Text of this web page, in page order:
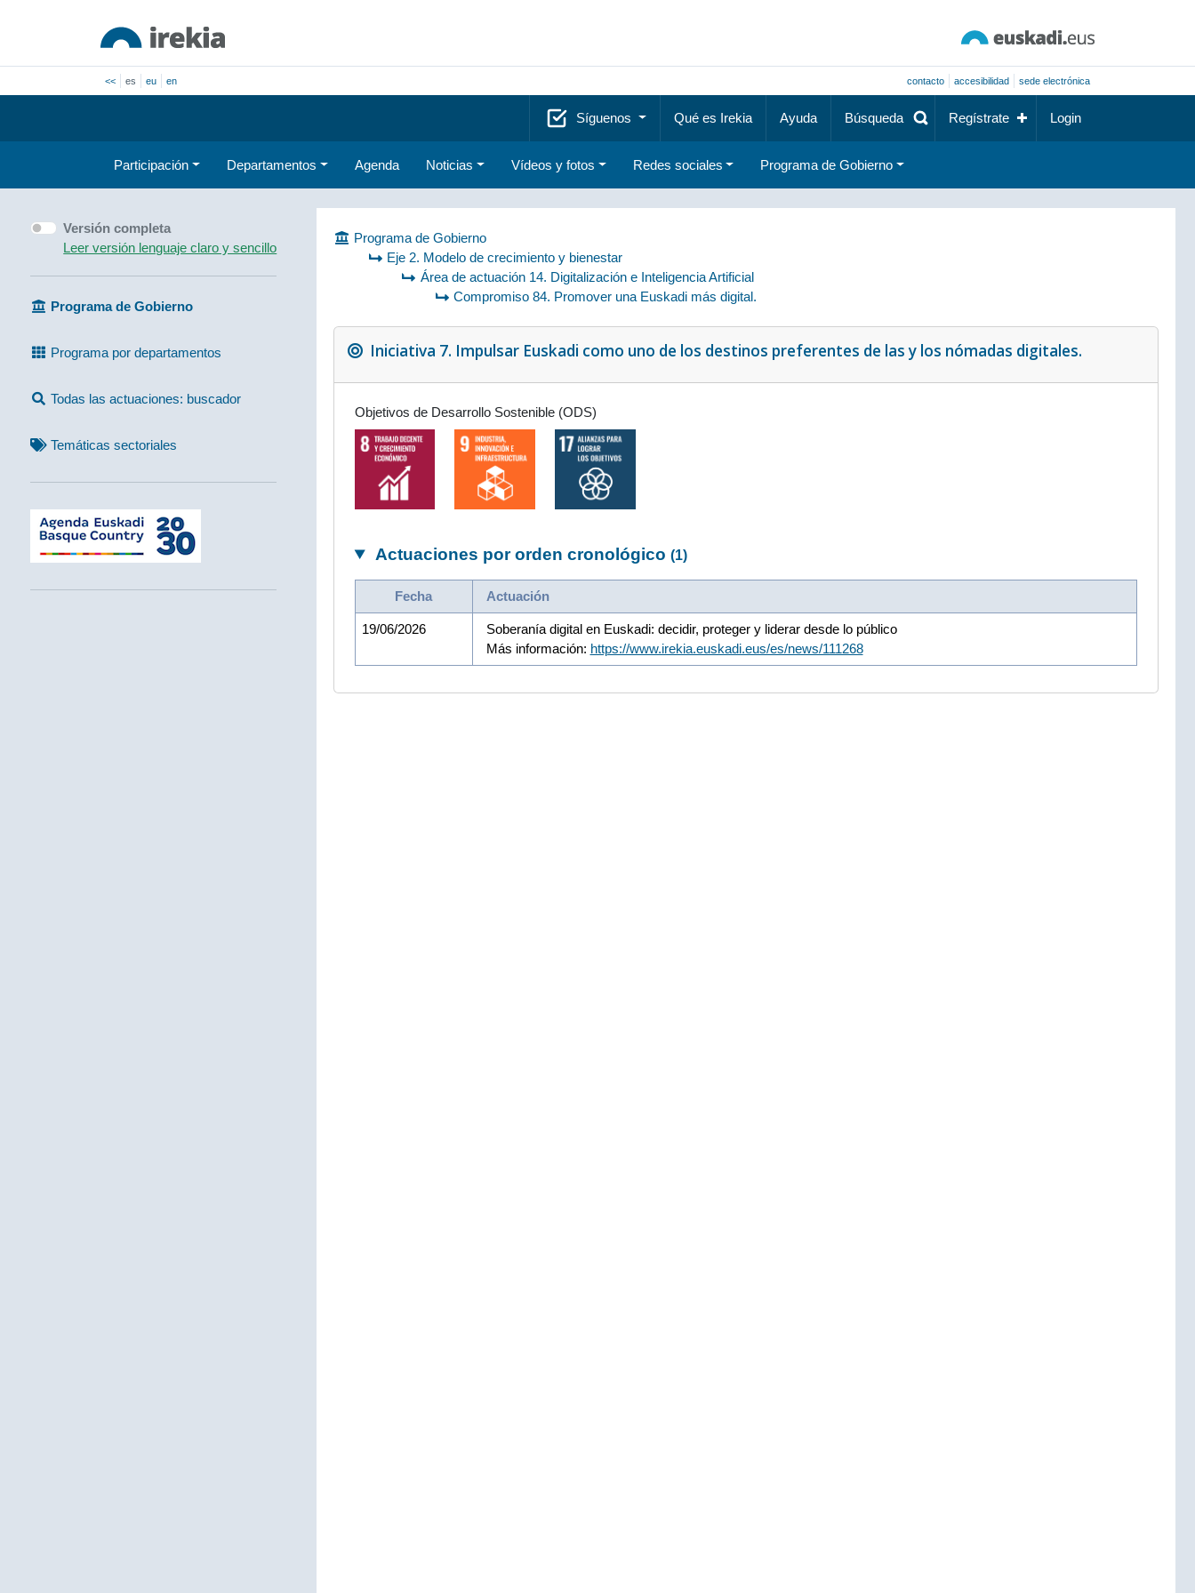
<< es eu en contacto accesibilidad sede electrónica
Síguenos Qué es Irekia Ayuda Búsqueda Regístrate Login
Participación Departamentos Agenda Noticias Vídeos y fotos Redes sociales Programa de Gobierno
Versión completa
Leer versión lenguaje claro y sencillo
Programa de Gobierno
Programa por departamentos
Todas las actuaciones: buscador
Temáticas sectoriales
Programa de Gobierno
Eje 2. Modelo de crecimiento y bienestar
Área de actuación 14. Digitalización e Inteligencia Artificial
Compromiso 84. Promover una Euskadi más digital.
Iniciativa 7. Impulsar Euskadi como uno de los destinos preferentes de las y los nómadas digitales.
Objetivos de Desarrollo Sostenible (ODS)
Actuaciones por orden cronológico(1)
Fecha Actuación
19/06/2026
Soberanía digital en Euskadi: decidir, proteger y liderar desde lo público
Más información: https://www.irekia.euskadi.eus/es/news/111268